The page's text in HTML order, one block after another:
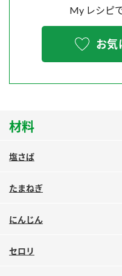
炊き込みご飯の素
スペシャルサイト
お酢を知ろう！
ぽん酢サワー
ミツカンのCM
MIM（ミツ
各部門が大
販売終了製品のご案内
よくあるご質問
地図から取り扱い店舗を探す
My レシピ
お気
材料
塩さば
たまねぎ
にんじん
セロリ